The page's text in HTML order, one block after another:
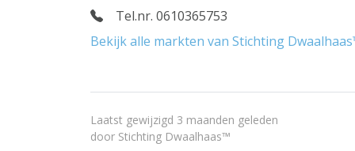
Tel.nr. 0610365753
Bekijk alle markten van Stichting
Laatst gewijzigd 3 maanden geleden
door Stichting Dwaalhaas™